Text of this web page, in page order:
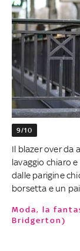
9/10
Il blazer over da
lavaggio chiaro
dalle parigine
borsetta e un
Moda, la fantasia floreale torna in auge (grazie a
Bridgerton)